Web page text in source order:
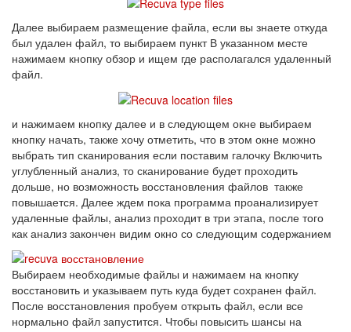
Далее выбираем размещение файла, если вы знаете откуда
был удален файл, то выбираем пункт В указанном месте
нажимаем кнопку обзор и ищем где располагался удаленный
файл.
и нажимаем кнопку далее и в следующем окне выбираем
кнопку начать, также хочу отметить, что в этом окне можно
выбрать тип сканирования если поставим галочку Включить
углубленный анализ, то сканирование будет проходить
дольше, но возможность восстановления файлов также
повышается. Далее ждем пока программа проанализирует
удаленные файлы, анализ проходит в три этапа, после того
как анализ закончен видим окно со следующим содержанием
Выбираем необходимые файлы и нажимаем на кнопку
восстановить и указываем путь куда будет сохранен файл.
После восстановления пробуем открыть файл, если все
нормально файл запустится. Чтобы повысить шансы на